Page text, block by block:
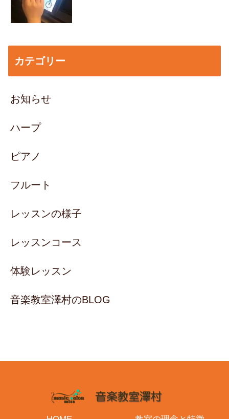
カテゴリー
お知らせ
ハープ
ピアノ
フルート
レッスンの様子
レッスンコース
体験レッスン
音楽教室澤村のBLOG